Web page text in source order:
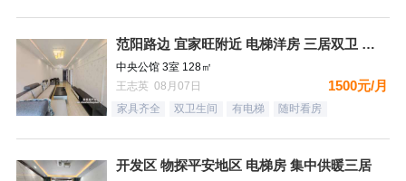
范阳路边 宜家旺附近 电梯洋房 三居双卫 有钥匙
中央公馆 3室 128㎡
王志英 08月07日
1500元/月
家具齐全 双卫生间 有电梯 随时看房
开发区 物探平安地区 电梯房 集中供暖三居